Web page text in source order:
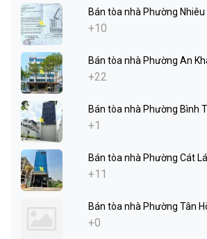
Bán tòa nhà Phường Nhiêu
+10
Bán tòa nhà Phường An
+22
Bán tòa nhà Phường Bình
+1
Bán tòa nhà Phường Cát
+11
Bán tòa nhà Phường Tân
+0